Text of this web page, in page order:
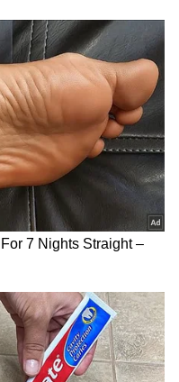
News in
ಅಪ್ಡೇಟ್‌ಗಳಿಗಾಗಿ
ಮಾಡಿ.IPL